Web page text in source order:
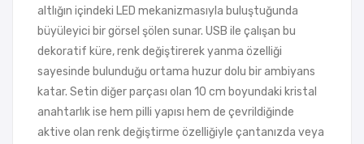
altlığın içindeki LED mekanizmasıyla buluştuğunda
büyüleyici bir görsel şölen sunar. USB ile çalışan bu
dekoratif küre, renk değiştirerek yanma özelliği
sayesinde bulunduğu ortama huzur dolu bir ambiyans
katar. Setin diğer parçası olan 10 cm boyundaki kristal
anahtarlık ise hem pilli yapısı hem de çevrildiğinde
aktive olan renk değiştirme özelliğiyle çantanızda veya